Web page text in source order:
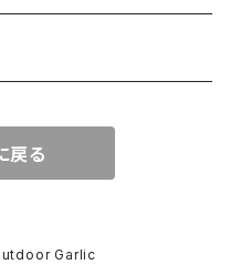
戻る
Garlic